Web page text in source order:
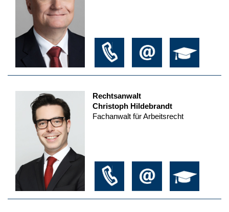
Rechtsanwalt
Christoph Hildebrandt
Fachanwalt für Arbeitsrecht